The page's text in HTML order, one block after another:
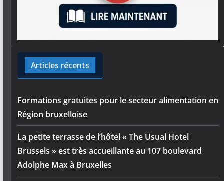
Articles récents
Formations gratuites pour le secteur alimentation en
Région bruxelloise
La petite terrasse de l’hôtel « The Usual Hotel
Brussels » est très accueillante au 107 boulevard
Adolphe Max à Bruxelles